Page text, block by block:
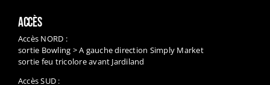
ACCÈS
Accès NORD :
sortie Bowling > A gauche direction Simply Market
sortie feu tricolore avant Jardiland
Accès SUD :